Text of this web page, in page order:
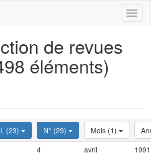
de revues
éléments)
(23) N° (29) Mois (1)
4 avril 1991